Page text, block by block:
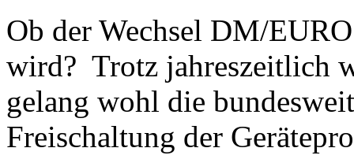
Ob der Wechsel DM/
wird? Trotz jahreszeitlich
gelang wohl die
Freischaltung der